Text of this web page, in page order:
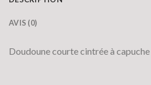
AVIS (0)
Doudoune courte cintrée à